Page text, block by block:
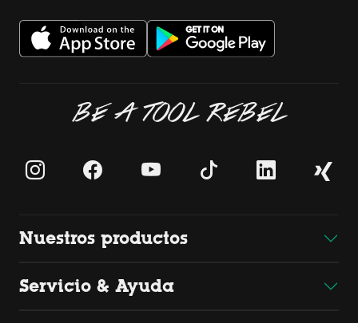
BE A TOOL REBEL
Nuestros productos
Servicio & Ayuda